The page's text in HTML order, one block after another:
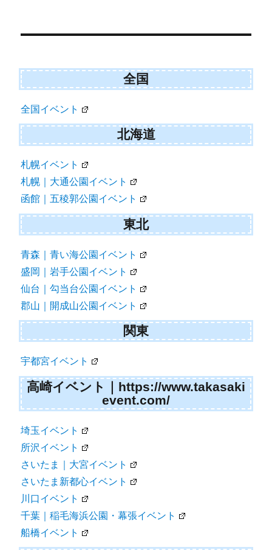
navigation
全国
全国イベント
北海道
札幌イベント
札幌｜大通公園イベント
函館｜五稜郭公園イベント
東北
青森｜青い海公園イベント
盛岡｜岩手公園イベント
仙台｜勾当台公園イベント
郡山｜開成山公園イベント
関東
宇都宮イベント
高崎イベント｜https://www.takasaki
event.com/
埼玉イベント
所沢イベント
さいたま｜大宮イベント
さいたま新都心イベント
川口イベント
千葉｜稲毛海浜公園・幕張イベント
船橋イベント